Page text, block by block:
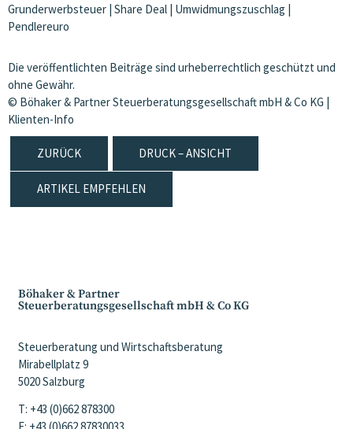
Grunderwerbsteuer | Share Deal | Umwidmungszuschlag |
Pendlereuro
Die veröffentlichten Beiträge sind urheberrechtlich geschützt und
ohne Gewähr.
© Böhaker & Partner Steuerberatungsgesellschaft mbH & Co KG |
Klienten-Info
ZURÜCK DRUCK – ANSICHT
ARTIKEL EMPFEHLEN
Böhaker & Partner
Steuerberatungsgesellschaft mbH & Co KG
Steuerberatung und Wirtschaftsberatung
Mirabellplatz 9
5020 Salzburg
T: +43 (0)662 878300